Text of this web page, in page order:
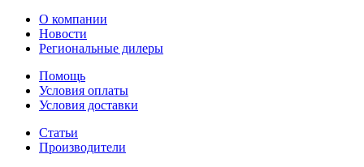
О компании
Новости
Региональные дилеры
Помощь
Условия оплаты
Условия доставки
Статьи
Производители